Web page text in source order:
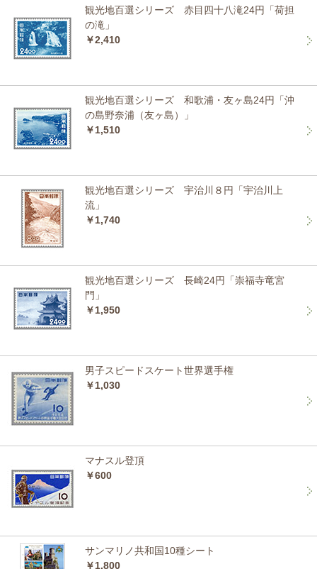
観光地百選シリーズ 赤目四十八滝24円「荷担
の滝」
￥2,410
観光地百選シリーズ 和歌浦・友ヶ島24円「沖
の島野奈浦（友ヶ島）」
￥1,510
観光地百選シリーズ 宇治川８円「宇治川上
流」
￥1,740
観光地百選シリーズ 長崎24円「崇福寺竜宮
門」
￥1,950
男子スピードスケート世界選手権
￥1,030
マナスル登頂
￥600
サンマリノ共和国10種シート
￥1,800